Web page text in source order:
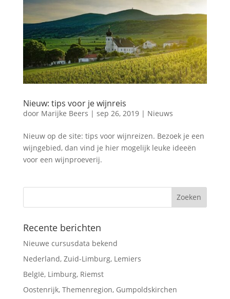
Nieuw: tips voor je wijnreis
door Marijke Beers | sep 26, 2019| Nieuws
Nieuw op de site: tips voor wijnreizen. Bezoek je een
wijngebied, dan vind je hier mogelijk leuke ideeën
voor een wijnproeverij.
Recente berichten
Nieuwe cursusdata bekend
Nederland, Zuid-Limburg, Lemiers
BelgIë, Limburg, Riemst
Oostenrijk, Themenregion, Gumpoldskirchen